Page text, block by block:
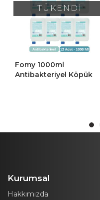
TÜKENDİ
Fomy 1000ml
Antibakteriyel Köpük
Kurumsal
Hakkımızda